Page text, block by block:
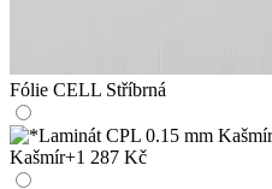
Fólie CELL Stříbrná
Kašmír+1 287 Kč